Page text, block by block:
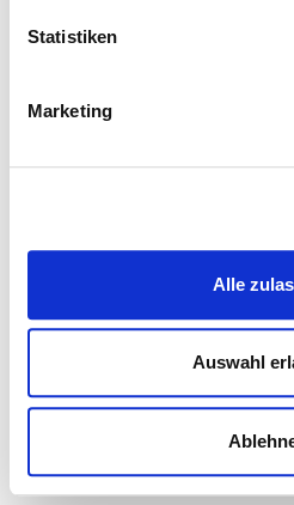
Statistiken
Marketing
Alle
Auswahl